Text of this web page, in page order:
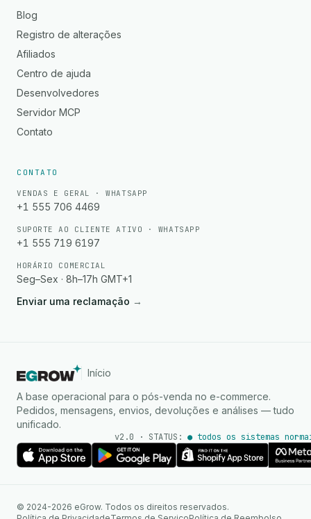
Blog
Registro de alterações
Afiliados
Centro de ajuda
Desenvolvedores
Servidor MCP
Contato
CONTATO
VENDAS E GERAL · WHATSAPP
+1 555 706 4469
SUPORTE AO CLIENTE ATIVO · WHATSAPP
+1 555 719 6197
HORÁRIO COMERCIAL
Seg–Sex · 8h–17h GMT+1
Enviar uma reclamação →
Início
A base operacional para o pós-venda no e-commerce.
Pedidos, mensagens, envios, devoluções e análises — tudo
unificado.
v2.0 · STATUS: ● todos os sistemas
© 2024-2026 eGrow. Todos os direitos reservados.
WhatsApp